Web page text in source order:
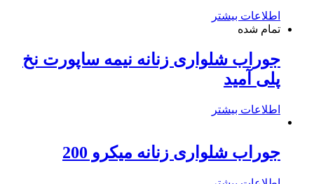
اطلاعات بیشتر
تمام شده
جوراب شلواری زنانه نیمه ساپورت نخ
پلی آمید
اطلاعات بیشتر
جوراب شلواری زنانه میکرو 200